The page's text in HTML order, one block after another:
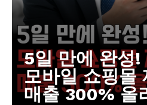
개인정보취급방침
청소년보호정책
5일 만에 완성
모바일 쇼핑몰
매출 300% 올